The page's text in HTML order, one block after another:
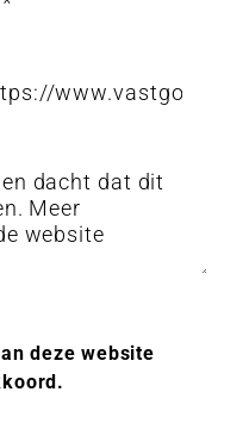
deze website